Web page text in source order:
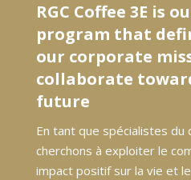
RGC Coffee 3E is
program that
our corporate
collaborate
future
En tant que spécialistes du
cherchons à exploiter le
impact positif sur la vie et